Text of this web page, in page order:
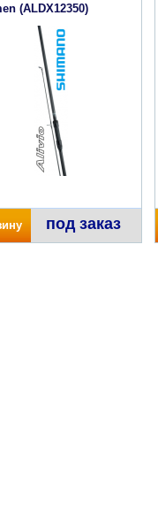
(ALDX12350)
под заказ